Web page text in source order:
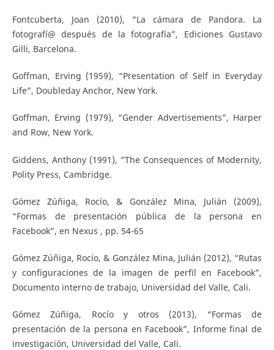
Fontcuberta, Joan (2010), “La cámara de Pandora. La
fotografí@ después de la fotografía”, Ediciones Gustavo
Gilli, Barcelona.
Goffman, Erving (1959), “Presentation of Self in Everyday
Life”, Doubleday Anchor, New York.
Goffman, Erving (1979), “Gender Advertisements”, Harper
and Row, New York.
Giddens, Anthony (1991), “The Consequences of Modernity,
Polity Press, Cambridge.
Gómez Zúñiga, Rocío, & González Mina, Julián (2009),
“Formas de presentación pública de la persona en
Facebook”, en Nexus , pp. 54-65
Gómez Zúñiga, Rocío, & González Mina, Julián (2012), “Rutas
y configuraciones de la imagen de perfil en Facebook”,
Documento interno de trabajo, Universidad del Valle, Cali.
Gómez Zúñiga, Rocío y otros (2013), “Formas de
presentación de la persona en Facebook”, Informe final de
investigación, Universidad del Valle, Cali.